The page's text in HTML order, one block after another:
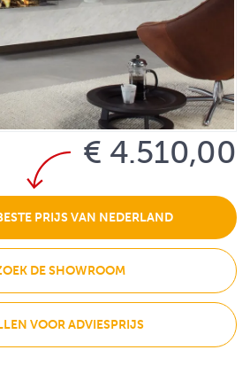
€ 4.510,00
PRIJS VAN NEDERLAND
DE SHOWROOM
VOOR ADVIESPRIJS